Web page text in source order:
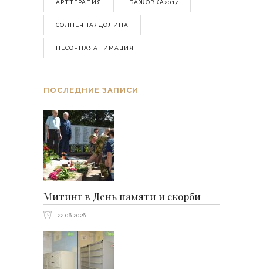
АРТТЕРАПИЯ БАЖОВКА2017
СОЛНЕЧНАЯДОЛИНА
ПЕСОЧНАЯАНИМАЦИЯ
ПОСЛЕДНИЕ ЗАПИСИ
Митинг в День памяти и скорби
22.06.2026